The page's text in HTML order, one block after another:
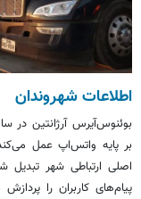
اطلاعات شهروندان
بوئنوس‌آیرس آرژانتین در سال
بر پایه واتس‌اپ عمل
اصلی ارتباطی شهر
پیام‌های کاربران را